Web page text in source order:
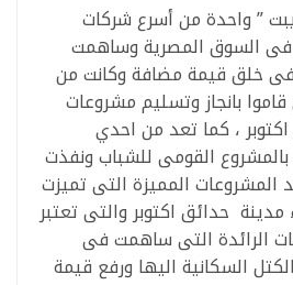
” واحدة من أسرع شركات
فى السوق المصرية وساهمت
فى خلق قيمة مضافة وكانت من
بانجاز وتسليم مشروعات
، كما تعد من احدي
القومى للشباب ونفذت
المشروعات المميزة التى تميزت
مدينة حدائق اكتوبر والتى تعتبر
الرائدة التى ساهمت فى
السكانية اليها ورفع قيمة